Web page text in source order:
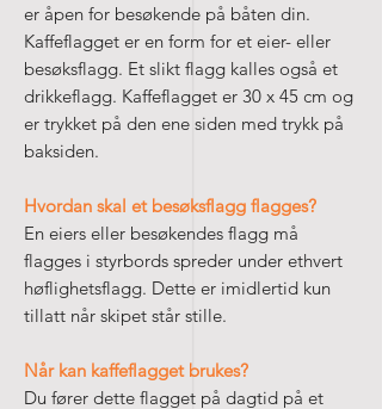
er åpen for besøkende på båten din.
Kaffeflagget er en form for et eier- eller
besøksflagg. Et slikt flagg kalles også et
drikkeflagg. Kaffeflagget er 30 x 45 cm og
er trykket på den ene siden med trykk på
baksiden.
Hvordan skal et besøksflagg flagges?
En eiers eller besøkendes flagg må
flagges i styrbords spreder under ethvert
høflighetsflagg. Dette er imidlertid kun
tillatt når skipet står stille.
Når kan kaffeflagget brukes?
Du fører dette flagget på dagtid på et